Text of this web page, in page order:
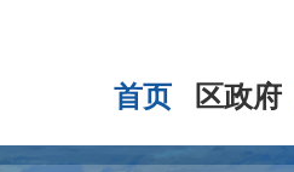
首页 区政府